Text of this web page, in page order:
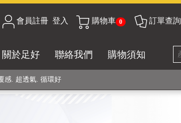
會員註冊 登入 購物車 0 訂單查詢
關於足好 聯絡我們 購物須知
性能纖維素材), 機能貼身衣物No. 1
感. 超透氣. 循環好
系列